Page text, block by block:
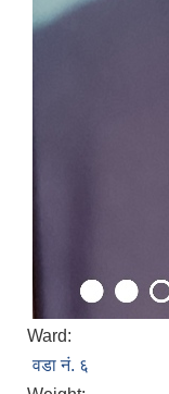
Ward:
वडा नं. ६